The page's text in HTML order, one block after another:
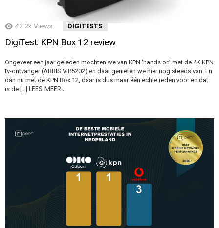
42.2k Views DIGITESTS
DigiTest: KPN Box 12 review
Ongeveer een jaar geleden mochten we van KPN ‘hands on’ met de 4K KPN
tv-ontvanger (ARRIS VIP5202) en daar genieten we hier nog steeds van. En
dan nu met de KPN Box 12, daar is dus maar één echte reden voor en dat
is de […] LEES MEER…